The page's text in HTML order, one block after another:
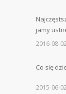
jamy
2016-08-02
Co się
2015-06-02